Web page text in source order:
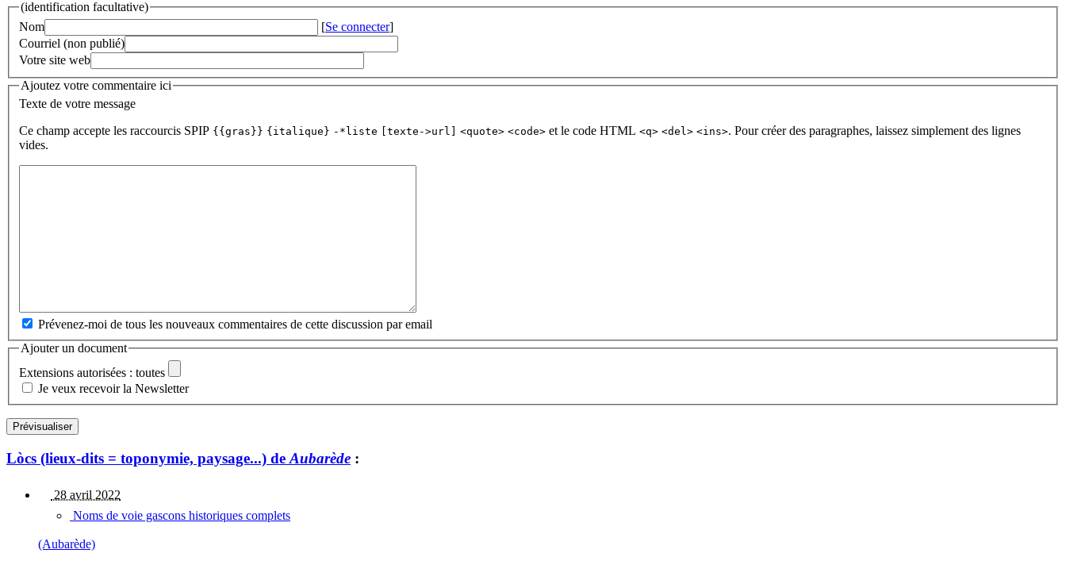
(identification facultative)
Nom
[Se connecter]
Courriel (non publié)
Votre site web
Ajoutez votre commentaire ici
Texte de votre message
Ce champ accepte les raccourcis SPIP {{gras}} {italique} -*liste [texte->url] <quote> <code> et le code HTML <q> <del> <ins>. Pour créer des paragraphes, laissez simplement des lignes
vides.
Prévenez-moi de tous les nouveaux commentaires de cette discussion par email
Ajouter un document
Extensions autorisées : toutes
Je veux recevoir la Newsletter
Lòcs (lieux-dits = toponymie, paysage...) de Aubarède :
28 avril 2022
Noms de voie gascons historiques complets
(Aubarède)